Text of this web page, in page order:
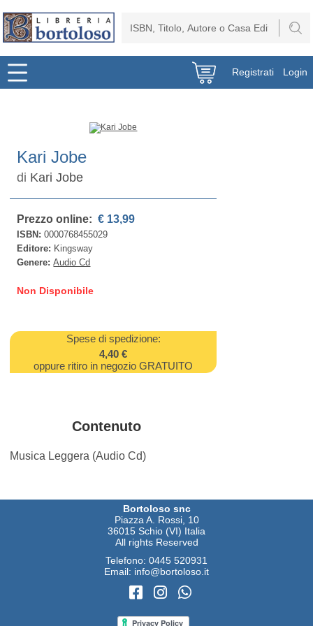
Registrati Login
Kari Jobe
di Kari Jobe
Prezzo online: € 13,99
ISBN:0000768455029
Editore: Kingsway
Genere:Audio Cd
Non Disponibile
Spese di spedizione:
4,40 €
oppure ritiro in negozio GRATUITO
Contenuto
Musica Leggera (Audio Cd)
Bortoloso snc
Piazza A. Rossi, 10
36015 Schio (VI) Italia
All rights Reserved
Telefono: 0445 520931
Email: info@bortoloso.it